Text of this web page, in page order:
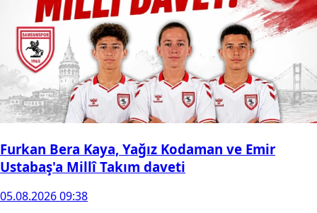
Furkan Bera Kaya, Yağız Kodaman ve Emir
Ustabaş'a Millî Takım daveti
05.08.2026 09:38